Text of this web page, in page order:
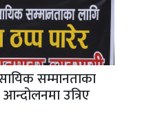
सम्मानताका
उत्रिए